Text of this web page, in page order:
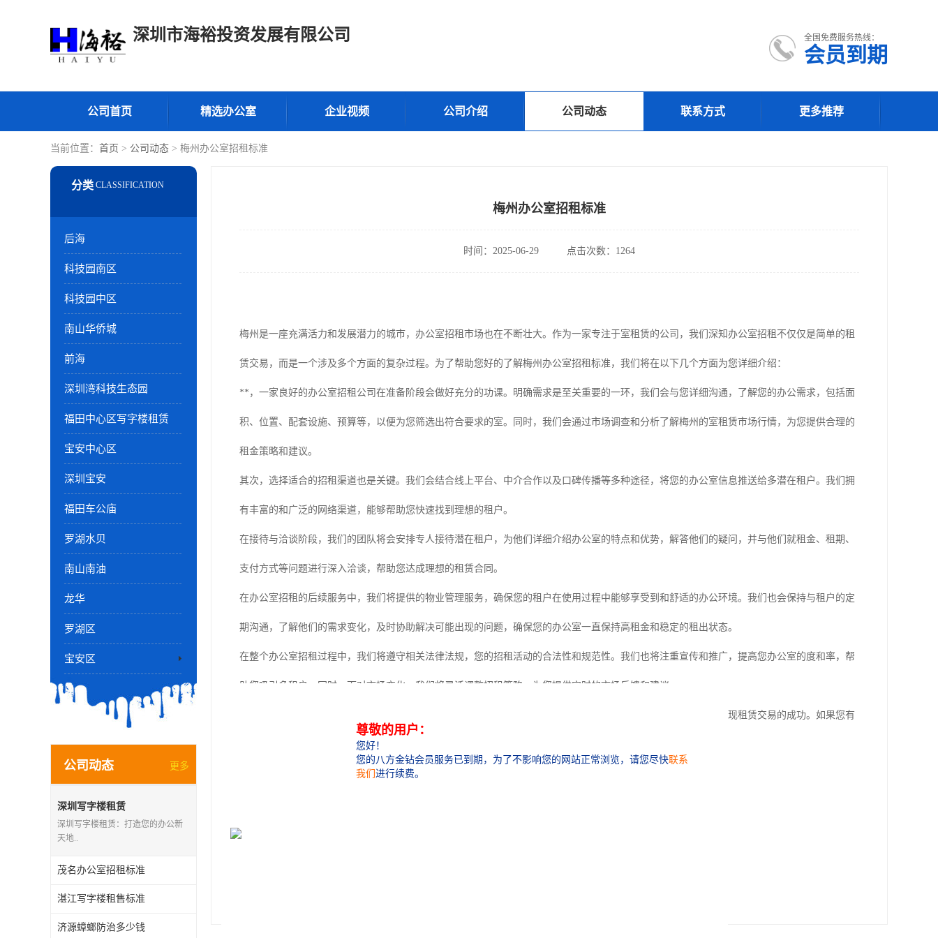
深圳市海裕投资发展有限公司 全国免费服务热线：
会员到期
公司首页 精选办公室 企业视频 公司介绍 公司动态 联系方式 更多推荐
当前位置： 首页 > 公司动态 > 梅州办公室招租标准
后海
科技园南区
科技园中区
南山华侨城
前海
深圳湾科技生态园
福田中心区写字楼租赁
宝安中心区
深圳宝安
福田车公庙
罗湖水贝
南山南油
龙华
罗湖区
宝安区
公司动态 更多
深圳写字楼租赁
深圳写字楼租赁：打造您的办公新
天地..
茂名办公室招租标准
湛江写字楼租售标准
济源蟑螂防治多少钱
梅州办公室招租标准
时间：2025-06-29 点击次数：1264
梅州是一座充满活力和发展潜力的城市，办公室招租市场也在不断壮大。作为一家专注于室租赁的公司，我们深知办公室招租不仅仅是简单的租
赁交易，而是一个涉及多个方面的复杂过程。为了帮助您好的了解梅州办公室招租标准，我们将在以下几个方面为您详细介绍：
**，一家良好的办公室招租公司在准备阶段会做好充分的功课。明确需求是至关重要的一环，我们会与您详细沟通，了解您的办公需求，包括面
积、位置、配套设施、预算等，以便为您筛选出符合要求的室。同时，我们会通过市场调查和分析了解梅州的室租赁市场行情，为您提供合理的
租金策略和建议。
其次，选择适合的招租渠道也是关键。我们会结合线上平台、中介合作以及口碑传播等多种途径，将您的办公室信息推送给多潜在租户。我们拥
有丰富的和广泛的网络渠道，能够帮助您快速找到理想的租户。
在接待与洽谈阶段，我们的团队将会安排专人接待潜在租户，为他们详细介绍办公室的特点和优势，解答他们的疑问，并与他们就租金、租期、
支付方式等问题进行深入洽谈，帮助您达成理想的租赁合同。
在办公室招租的后续服务中，我们将提供的物业管理服务，确保您的租户在使用过程中能够享受到和舒适的办公环境。我们也会保持与租户的定
期沟通，了解他们的需求变化，及时协助解决可能出现的问题，确保您的办公室一直保持高租金和稳定的租出状态。
在整个办公室招租过程中，我们将遵守相关法律法规，您的招租活动的合法性和规范性。我们也将注重宣传和推广，提高您办公室的度和率，帮
助您吸引多租户。同时，面对市场变化，我们将灵活调整招租策略，为您提供实时的市场反馈和建议。
在梅州办公室招租过程中，我们的目标是与您携手合作，为您提供的服务和支持，帮助您快速找到理想的租户，实现租赁交易的成功。如果您有
任何关于办公室招租的需求或问题，欢迎随时联系我们，我们期待与您合作，共同开启室租赁之旅！
http://www.oceanwealthy.com